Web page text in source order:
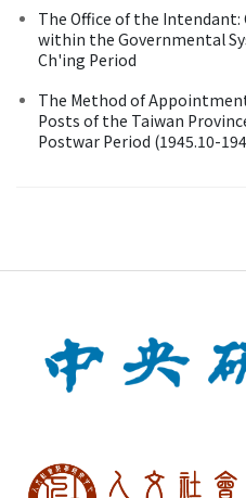
The Office of the
within the Governmental
Ch'ing Period
The Method of
Posts of the Taiwan
Postwar Period (1945.10-